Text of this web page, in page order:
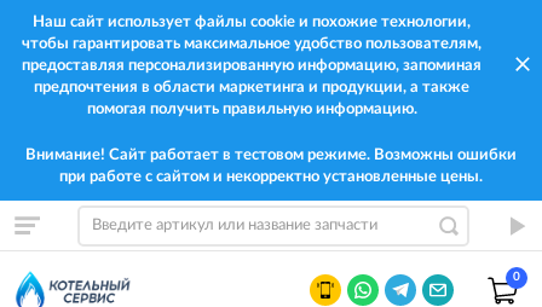
Наш сайт использует файлы cookie и похожие технологии,
чтобы гарантировать максимальное удобство пользователям,
предоставляя персонализированную информацию, запоминая
предпочтения в области маркетинга и продукции, а также
помогая получить правильную информацию.
Внимание! Сайт работает в тестовом режиме. Возможны ошибки
при работе с сайтом и некорректно установленные цены.
0